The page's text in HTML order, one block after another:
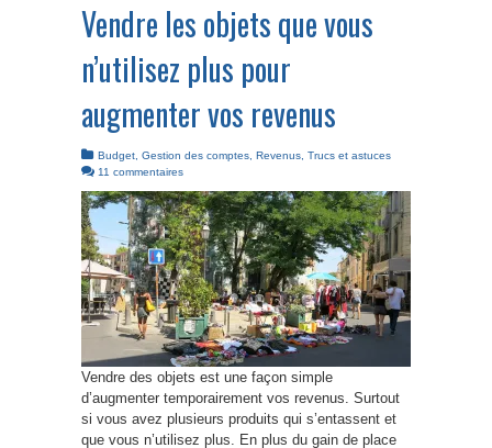
Vendre les objets que vous
n’utilisez plus pour
augmenter vos revenus
Budget Gestion des comptes Revenus Trucs et astuces
11 commentaires
Vendre des objets est une façon simple
d’augmenter temporairement vos revenus. Surtout
si vous avez plusieurs produits qui s’entassent et
que vous n’utilisez plus. En plus du gain de place